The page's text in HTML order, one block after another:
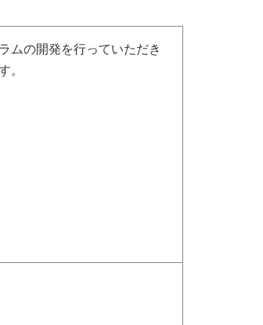
ムの開発を行っていただき
。